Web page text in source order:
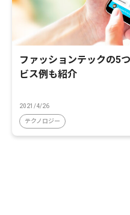
ファッションテックの5
ビス例も紹介
2021/4/26
テクノロジー